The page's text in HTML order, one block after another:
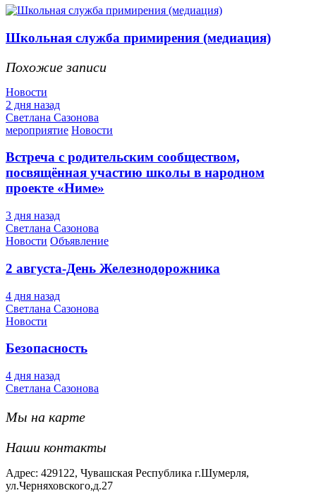
Школьная служба примирения (медиация)
Похожие записи
Новости
2 дня назад
Светлана Сазонова
мероприятие Новости
Встреча с родительским сообществом,
посвящённая участию школы в народном
проекте «Ниме»
3 дня назад
Светлана Сазонова
Новости Объявление
2 августа-День Железнодорожника
4 дня назад
Светлана Сазонова
Новости
Безопасность
4 дня назад
Светлана Сазонова
Мы на карте
Наши контакты
Адрес: 429122, Чувашская Республика г.Шумерля,
ул.Черняховского,д.27